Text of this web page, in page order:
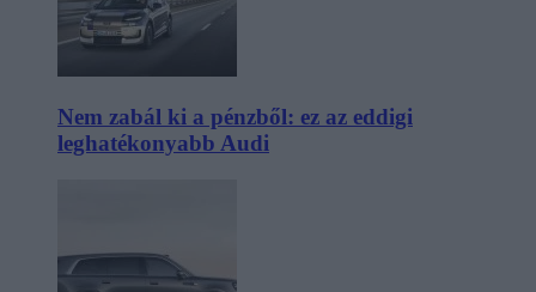
Nem zabál ki a pénzből: ez az eddigi
leghatékonyabb Audi